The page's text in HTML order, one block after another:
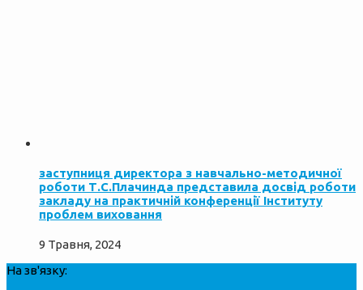
заступниця директора з навчально-методичної
роботи Т.С.Плачинда представила досвід роботи
закладу на практичній конференції Інституту
проблем виховання
9 Травня, 2024
На зв'язку: